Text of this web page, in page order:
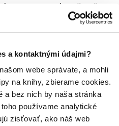
a kontaktnými údajmi?
webe správate, a mohli
na knihy, zbierame cookies.
a bez nich by naša stránka
používame analytické
zisťovať, ako náš web
na sklade, máme však už iba
mať rýchlo, ponáhľajte sa!
dlhšie, zvyčajne do piatich dní.